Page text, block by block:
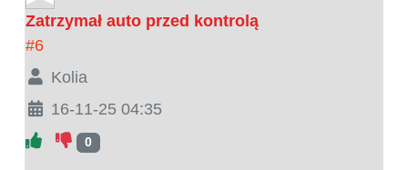
Zatrzymał auto przed kontrolą
#6
Kolia
16-11-25 04:35
0